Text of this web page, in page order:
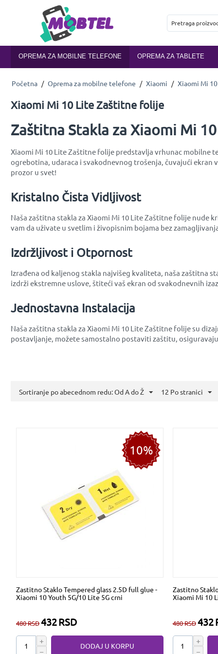
OPREMA ZA MOBILNE TELEFONE OPREMA ZA TABLETE
Početna / Oprema za mobilne telefone / Xiaomi / Xiaomi Mi
Xiaomi Mi 10 Lite Zaštitne folije
Zaštitna Stakla za Xiaomi Mi
Xiaomi Mi 10 Lite Zaštitne folije predstavlja vrhunac mobilne
ogrebotina, udaraca i svakodnevnog trošenja, čuvajući ekran
prozor u svet!
Kristalno Čista Vidljivost
Naša zaštitna stakla za Xiaomi Mi 10 Lite Zaštitne folije
vam da uživate u svetlim i živopisnim bojama bez
Izdržljivost i Otpornost
Izrađena od kaljenog stakla najvišeg kvaliteta, naša zaštitna
izdrži ekstremne uslove, štiteći vaš ekran od svakodnevnih
Jednostavna Instalacija
Naša zaštitna stakla za Xiaomi Mi 10 Lite Zaštitne folije su
postavljanje, možete samostalno postaviti zaštitu,
Sortiranje po abecednom redu: Od A do Ž 12 Po stranici
10%
Zastitno Staklo Tempered glass 2.5D full glue -
Xiaomi 10 Youth 5G/10 Lite 5G crni
480RSD432RSD
+
−
DODAJ U KORPU
Zastitno
Xiaomi Mi 10
480RSD 432
+
−